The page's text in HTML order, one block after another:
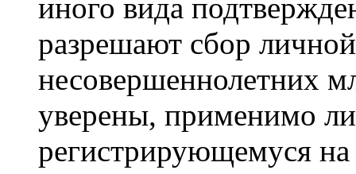
иного вида
разрешают сбор
несовершеннолетних
уверены, применимо
регистрирующемуся